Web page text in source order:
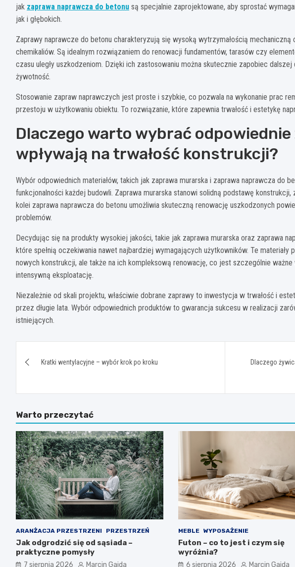
jak zaprawa naprawcza do betonu są specjalnie zaprojektowane, aby sprostać
jak i głębokich.
Zaprawy naprawcze do betonu charakteryzują się wysoką wytrzymałością mechaniczną
chemikaliów. Są idealnym rozwiązaniem do renowacji fundamentów, tarasów czy
czasu uległy uszkodzeniom. Dzięki ich zastosowaniu można skutecznie zapobiec
żywotność.
Stosowanie zapraw naprawczych jest proste i szybkie, co pozwala na wykonanie prac
przestoju w użytkowaniu obiektu. To rozwiązanie, które zapewnia trwałość i estetykę
Dlaczego warto wybrać
wpływają na trwałość konstrukcji?
Wybór odpowiednich materiałów, takich jak zaprawa murarska i zaprawa naprawcza do
funkcjonalności każdej budowli. Zaprawa murarska stanowi solidną podstawę konstrukcji,
kolei zaprawa naprawcza do betonu umożliwia skuteczną renowację uszkodzonych
problemów.
Decydując się na produkty wysokiej jakości, takie jak zaprawa murarska oraz zaprawa
które spełnią oczekiwania nawet najbardziej wymagających użytkowników. Te
nowych konstrukcji, ale także na ich kompleksową renowację, co jest szczególnie
intensywną eksploatację.
Niezależnie od skali projektu, właściwie dobrane zaprawy to inwestycja w trwałość i
przez długie lata. Wybór odpowiednich produktów to gwarancja sukcesu w realizacji
istniejących.
wpisuKratki wentylacyjne – wybór krok po kroku
Dlaczego
Warto przeczytać
ARANŻACJA PRZESTRZENI PRZESTRZEŃ
Jak odgrodzić się od sąsiada –
praktyczne pomysły
7 sierpnia 2026 Marcin Gajda
MEBLE WYPOSAŻENIE
Futon – co to jest i czym się
wyróżnia?
6 sierpnia 2026 Marcin Gajda